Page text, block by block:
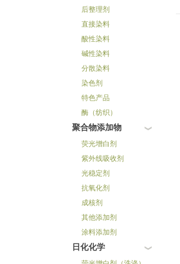
后整理剂
直接染料
酸性染料
碱性染料
分散染料
染色剂
特色产品
酶（纺织）
聚合物添加物
荧光增白剂
紫外线吸收剂
光稳定剂
抗氧化剂
成核剂
其他添加剂
涂料添加剂
日化化学